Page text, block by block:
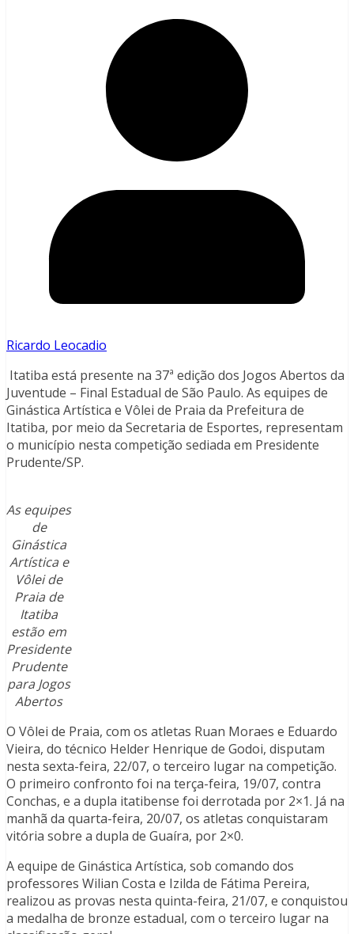
Ricardo Leocadio
Itatiba está presente na 37ª edição dos Jogos Abertos da
Juventude – Final Estadual de São Paulo. As equipes de
Ginástica Artística e Vôlei de Praia da Prefeitura de
Itatiba, por meio da Secretaria de Esportes, representam
o município nesta competição sediada em Presidente
Prudente/SP.
As equipes
de
Ginástica
Artística e
Vôlei de
Praia de
Itatiba
estão em
Presidente
Prudente
para Jogos
Abertos
O Vôlei de Praia, com os atletas Ruan Moraes e Eduardo
Vieira, do técnico Helder Henrique de Godoi, disputam
nesta sexta-feira, 22/07, o terceiro lugar na competição.
O primeiro confronto foi na terça-feira, 19/07, contra
Conchas, e a dupla itatibense foi derrotada por 2×1. Já na
manhã da quarta-feira, 20/07, os atletas conquistaram
vitória sobre a dupla de Guaíra, por 2×0.
A equipe de Ginástica Artística, sob comando dos
professores Wilian Costa e Izilda de Fátima Pereira,
realizou as provas nesta quinta-feira, 21/07, e conquistou
a medalha de bronze estadual, com o terceiro lugar na